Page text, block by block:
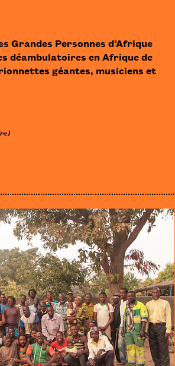
Grandes Personnes d’Afrique
déambulatoires en Afrique de
géantes, musiciens et